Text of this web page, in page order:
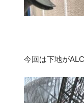
今回は下地が